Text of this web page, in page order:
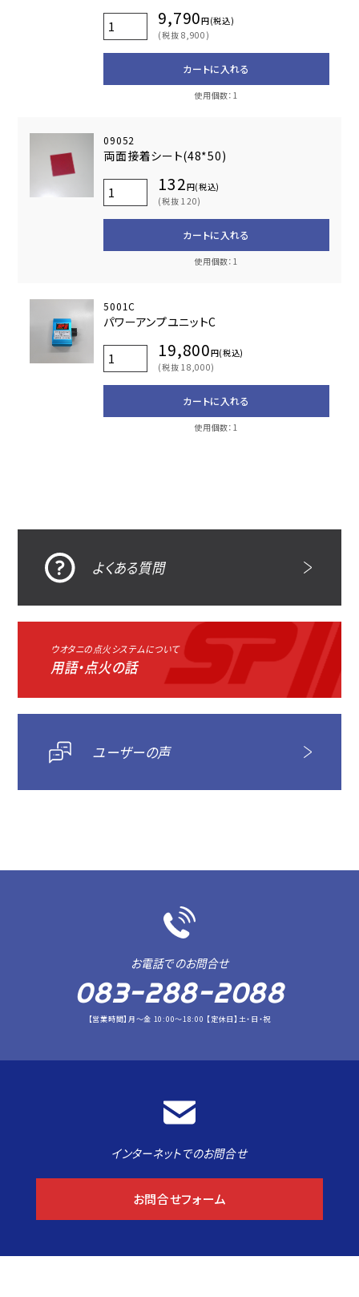
9,790円(税込)
(税抜 8,900)
カートに入れる
使用個数：1
09052
両面接着シート(48*50)
132円(税込)
(税抜 120)
カートに入れる
使用個数：1
5001C
パワーアンプユニットC
19,800円(税込)
(税抜 18,000)
カートに入れる
使用個数：1
よくある質問
ウオタニの点火システムについて
用語・点火の話
ユーザーの声
お電話でのお問合せ
083-288-2088
【営業時間】月～金 10:00～18:00 【定休日】土・日・祝
インターネットでのお問合せ
お問合せフォーム